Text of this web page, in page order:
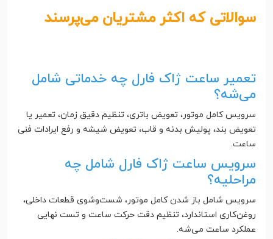
سوالاتی که اکثر مشتریان می‌پرسند
تعمیر ساعت ژاک فارل چه خدماتی شامل
می‌شه؟
سرویس کامل موتور، تعویض باتری، تنظیم دقیق زمان، تعمیر یا
تعویض بند، پولیش بدنه و قاب، تعویض شیشه و رفع ایرادات فنی
ساعت.
سرویس ساعت ژاک فارل شامل چه
مراحلیه؟
سرویس شامل باز شدن کامل موتور، شست‌وشوی قطعات داخلی،
روغن‌کاری استاندارد، تنظیم دقت حرکت ساعت و تست نهایی
عملکرد ساعت می‌شه.